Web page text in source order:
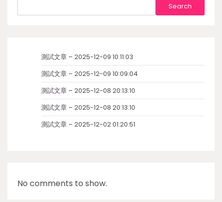
Search
測試文章 – 2025-12-09 10:11:03
測試文章 – 2025-12-09 10:09:04
測試文章 – 2025-12-08 20:13:10
測試文章 – 2025-12-08 20:13:10
測試文章 – 2025-12-02 01:20:51
No comments to show.